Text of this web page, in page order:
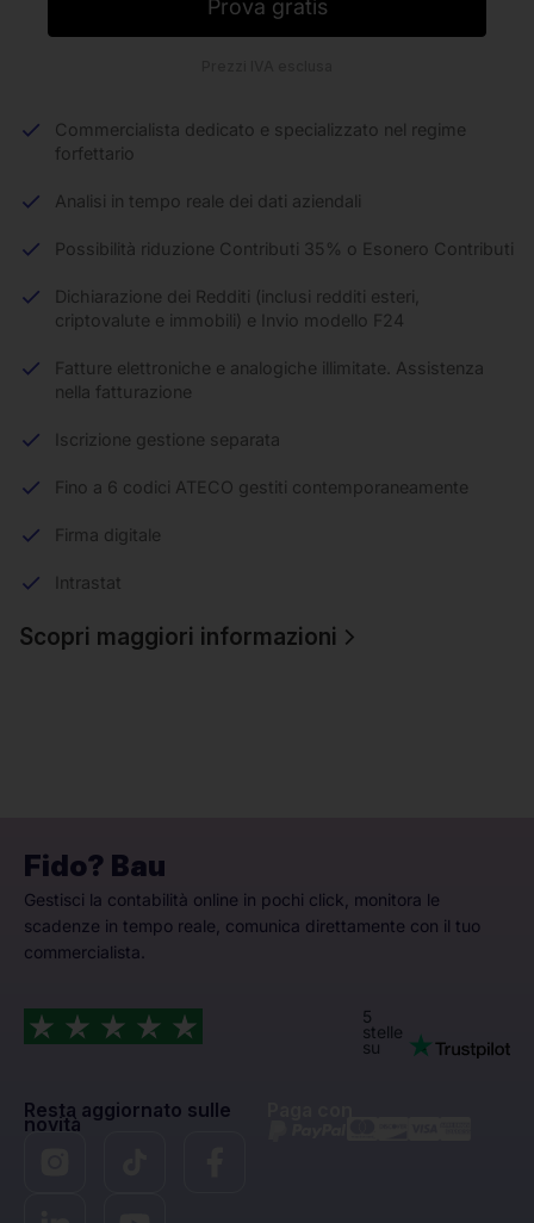
Prova gratis
Commercialista dedicato e specializzato nel regime
forfettario
Analisi in tempo reale dei dati aziendali
Possibilità riduzione Contributi 35% o Esonero Contributi
Dichiarazione dei Redditi (inclusi redditi esteri,
criptovalute e immobili) e Invio modello F24
Fatture elettroniche e analogiche illimitate. Assistenza
nella fatturazione
Iscrizione gestione separata
Fino a 6 codici ATECO gestiti contemporaneamente
Firma digitale
Intrastat
Scopri maggiori informazioni
Fido? Bau
Gestisci la contabilità online in pochi click, monitora le
scadenze in tempo reale, comunica direttamente con il tuo
commercialista.
5
stelle
su
Resta aggiornato sulle
novità